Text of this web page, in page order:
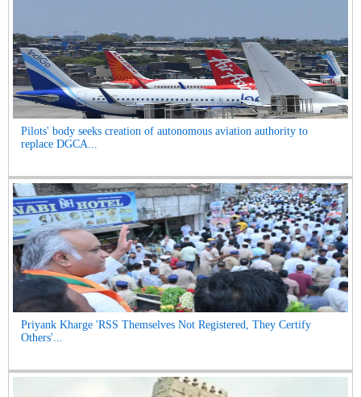
Pilots' body seeks creation of autonomous aviation authority to
replace DGCA...
Priyank Kharge 'RSS Themselves Not Registered, They Certify
Others'...